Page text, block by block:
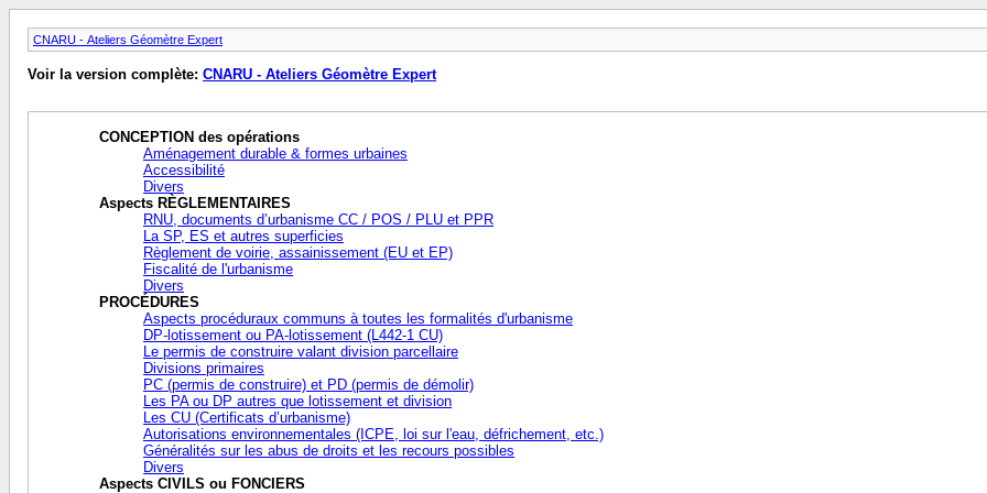
CNARU - Ateliers Géomètre Expert
Voir la version complète: CNARU - Ateliers Géomètre Expert
CONCEPTION des opérations
Aménagement durable & formes urbaines
Accessibilité
Divers
Aspects RÈGLEMENTAIRES
RNU, documents d’urbanisme CC / POS / PLU et PPR
La SP, ES et autres superficies
Règlement de voirie, assainissement (EU et EP)
Fiscalité de l'urbanisme
Divers
PROCÉDURES
Aspects procéduraux communs à toutes les formalités d'urbanisme
DP-lotissement ou PA-lotissement (L442-1 CU)
Le permis de construire valant division parcellaire
Divisions primaires
PC (permis de construire) et PD (permis de démolir)
Les PA ou DP autres que lotissement et division
Les CU (Certificats d’urbanisme)
Autorisations environnementales (ICPE, loi sur l'eau, défrichement, etc.)
Généralités sur les abus de droits et les recours possibles
Divers
Aspects CIVILS ou FONCIERS